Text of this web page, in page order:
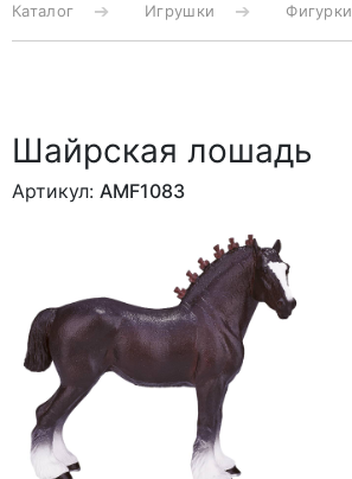
Каталог Игрушки Фигурки
Шайрская лошадь
Артикул: AMF1083